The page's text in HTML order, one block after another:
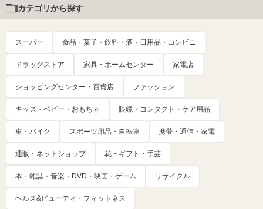
カテゴリから探す
スーパー 食品・菓子・飲料・酒・日用品・コンビニ
ドラッグストア 家具・ホームセンター 家電店
ショッピングセンター・百貨店 ファッション
キッズ・ベビー・おもちゃ 眼鏡・コンタクト・ケア用品
車・バイク スポーツ用品・自転車 携帯・通信・家電
通販・ネットショップ 花・ギフト・手芸
本・雑誌・音楽・DVD・映画・ゲーム リサイクル
ヘルス&ビューティ・フィットネス